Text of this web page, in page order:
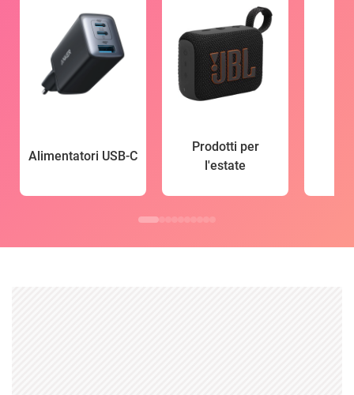
Alimentatori USB-C
Prodotti per
l'estate